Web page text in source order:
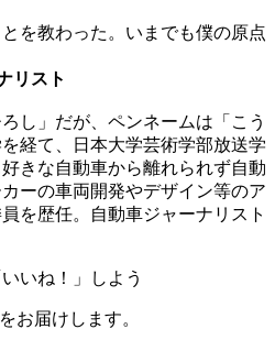
を教わった。いまでも僕の原点
リスト
し」だが、ペンネームは「こう
経て、日本大学芸術学部放送学
きな自動車から離れられず自動
ーの車両開発やデザイン等のア
を歴任。自動車ジャーナリスト
いね！」しよう
お届けします。